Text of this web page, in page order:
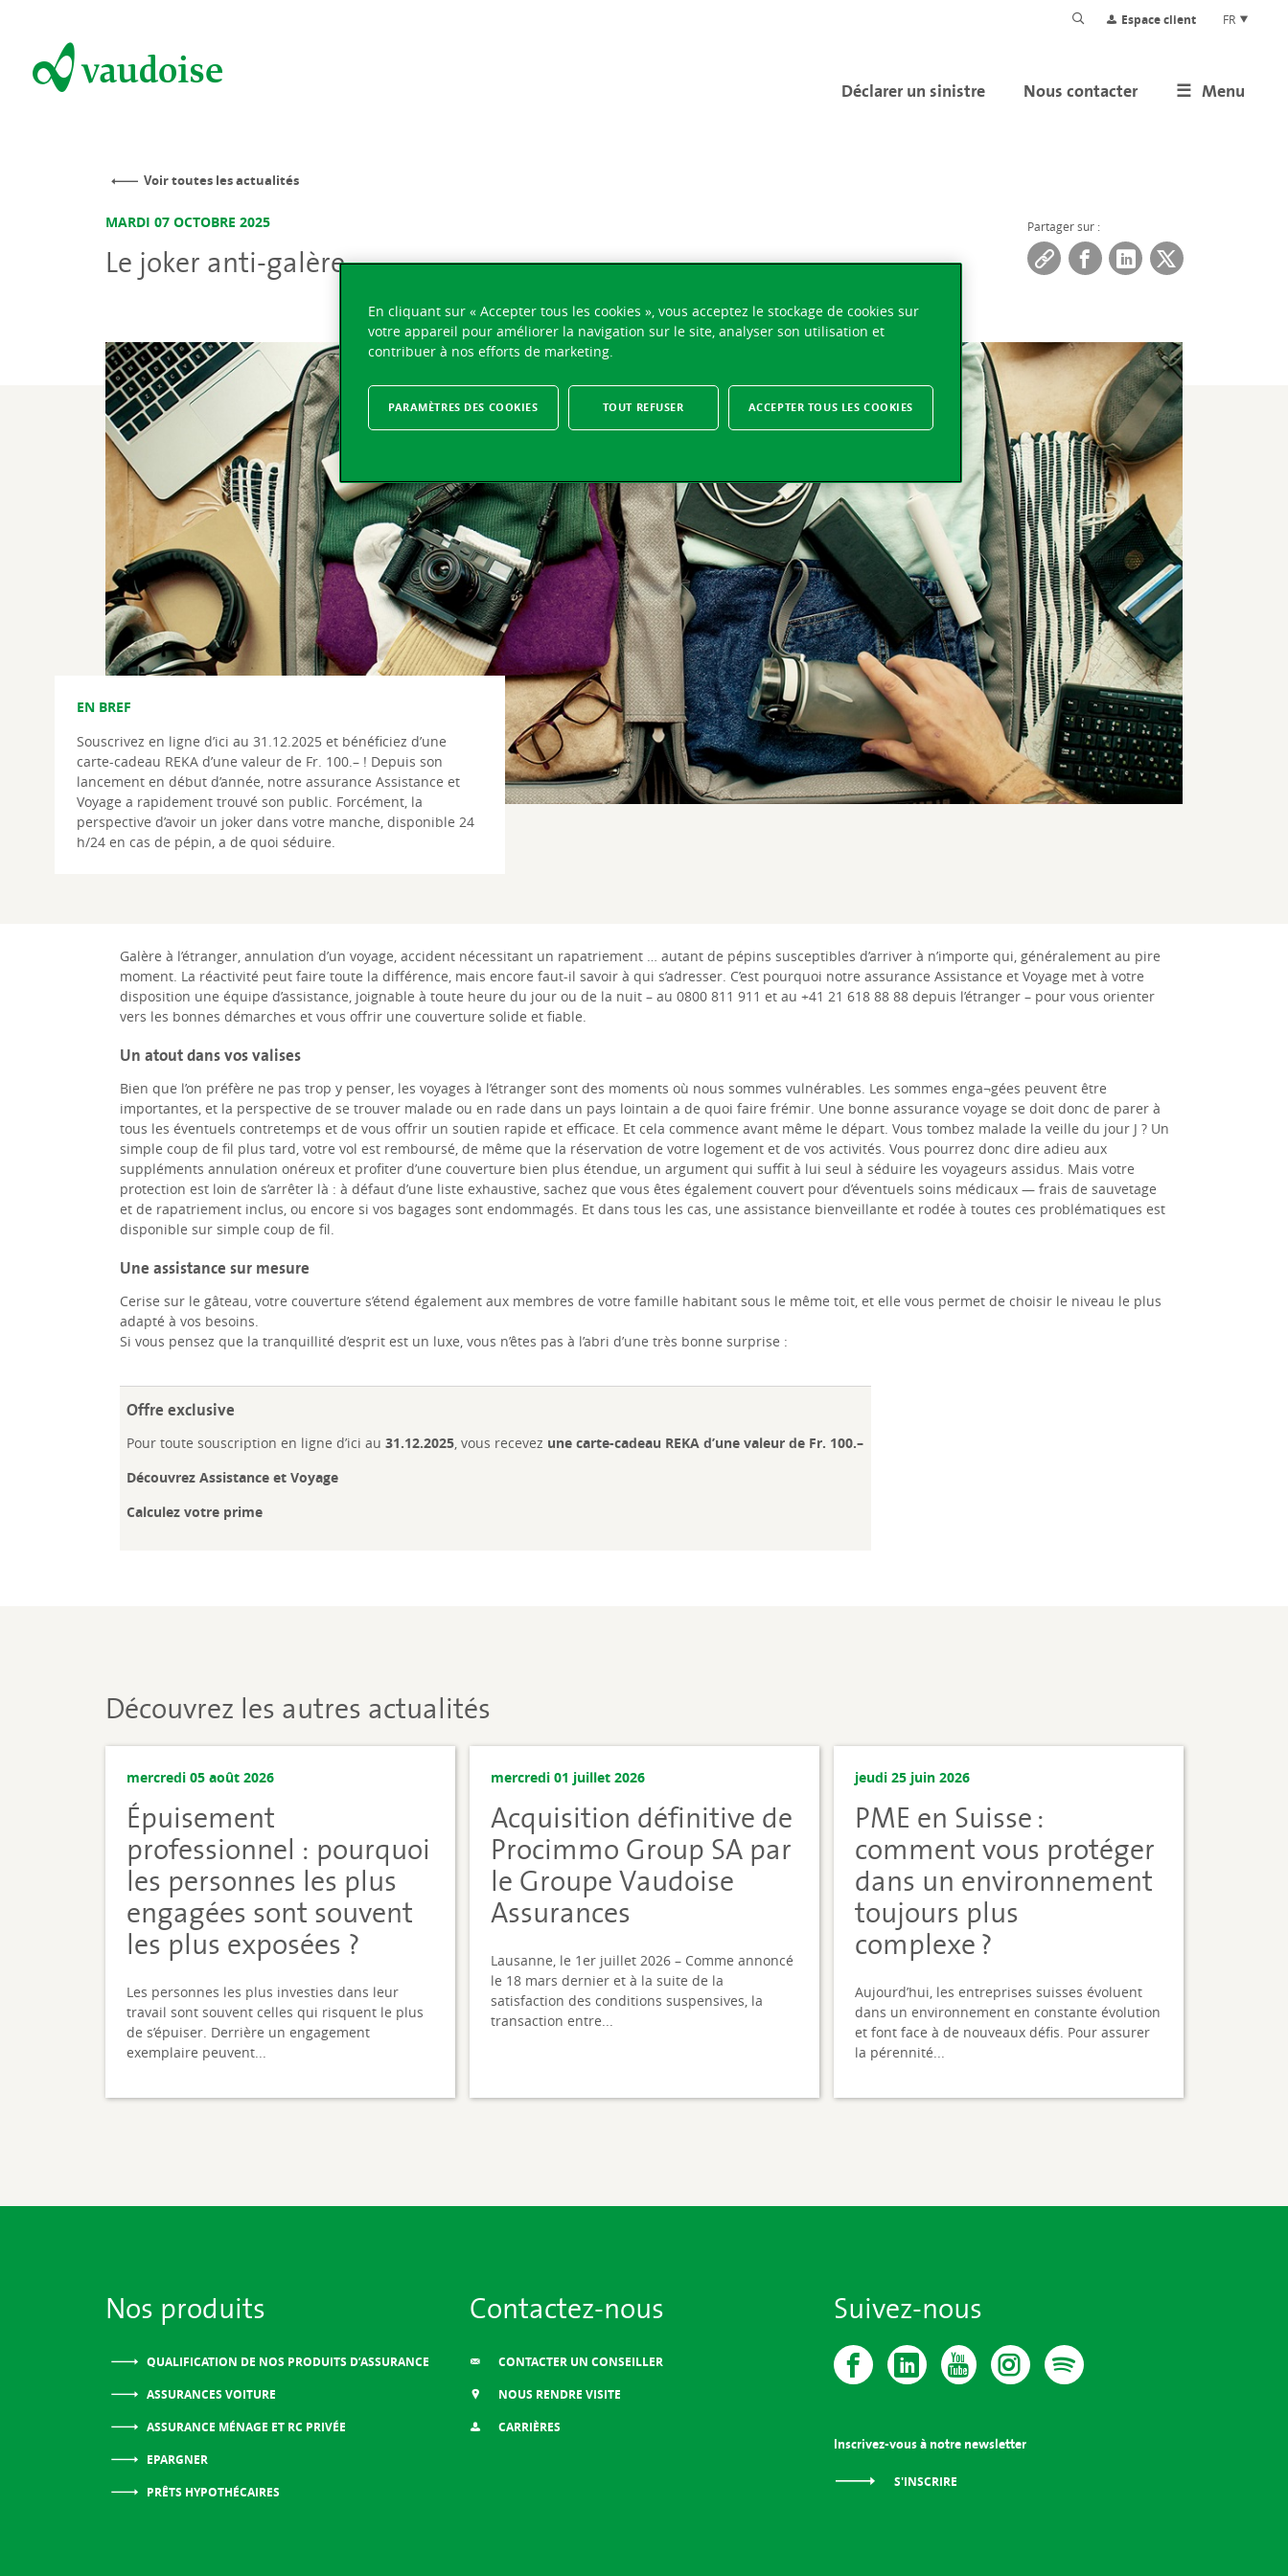
Espace client FR
Menu
Nous contacter
Déclarer un sinistre
Voir toutes les actualités
MARDI 07 OCTOBRE 2025
Le joker anti-galère
Partager sur :
EN BREF
Souscrivez en ligne d’ici au 31.12.2025 et bénéficiez d’une
carte-cadeau REKA d’une valeur de Fr. 100.– ! Depuis son
lancement en début d’année, notre assurance Assistance et
Voyage a rapidement trouvé son public. Forcément, la
perspective d’avoir un joker dans votre manche, disponible 24
h/24 en cas de pépin, a de quoi séduire.
Galère à l’étranger, annulation d’un voyage, accident nécessitant un rapatriement … autant de pépins susceptibles d’arriver à n’importe qui, généralement au pire
moment. La réactivité peut faire toute la différence, mais encore faut-il savoir à qui s’adresser. C’est pourquoi notre assurance Assistance et Voyage met à votre
disposition une équipe d’assistance, joignable à toute heure du jour ou de la nuit – au 0800 811 911 et au +41 21 618 88 88 depuis l’étranger – pour vous orienter
vers les bonnes démarches et vous offrir une couverture solide et fiable.
Un atout dans vos valises
Bien que l’on préfère ne pas trop y penser, les voyages à l’étranger sont des moments où nous sommes vulnérables. Les sommes enga¬gées peuvent être
importantes, et la perspective de se trouver malade ou en rade dans un pays lointain a de quoi faire frémir. Une bonne assurance voyage se doit donc de parer à
tous les éventuels contretemps et de vous offrir un soutien rapide et efficace. Et cela commence avant même le départ. Vous tombez malade la veille du jour J ? Un
simple coup de fil plus tard, votre vol est remboursé, de même que la réservation de votre logement et de vos activités. Vous pourrez donc dire adieu aux
suppléments annulation onéreux et profiter d’une couverture bien plus étendue, un argument qui suffit à lui seul à séduire les voyageurs assidus. Mais votre
protection est loin de s’arrêter là : à défaut d’une liste exhaustive, sachez que vous êtes également couvert pour d’éventuels soins médicaux — frais de sauvetage
et de rapatriement inclus, ou encore si vos bagages sont endommagés. Et dans tous les cas, une assistance bienveillante et rodée à toutes ces problématiques est
disponible sur simple coup de fil.
Une assistance sur mesure
Cerise sur le gâteau, votre couverture s’étend également aux membres de votre famille habitant sous le même toit, et elle vous permet de choisir le niveau le plus
adapté à vos besoins.
Si vous pensez que la tranquillité d’esprit est un luxe, vous n’êtes pas à l’abri d’une très bonne surprise :
Offre exclusive
Pour toute souscription en ligne d’ici au 31.12.2025 , vous recevez une carte-cadeau REKA d’une valeur de Fr. 100.–
Découvrez Assistance et Voyage
Calculez votre prime
Découvrez les autres actualités
mercredi 05 août 2026
Épuisement
professionnel : pourquoi
les personnes les plus
engagées sont souvent
les plus exposées ?
Les personnes les plus investies dans leur
travail sont souvent celles qui risquent le plus
de s’épuiser. Derrière un engagement
exemplaire peuvent...
mercredi 01 juillet 2026
Acquisition définitive de
Procimmo Group SA par
le Groupe Vaudoise
Assurances
Lausanne, le 1er juillet 2026 – Comme annoncé
le 18 mars dernier et à la suite de la
satisfaction des conditions suspensives, la
transaction entre...
jeudi 25 juin 2026
PME en Suisse :
comment vous protéger
dans un environnement
toujours plus
complexe ?
Aujourd’hui, les entreprises suisses évoluent
dans un environnement en constante évolution
et font face à de nouveaux défis. Pour assurer
la pérennité...
Nos produits
QUALIFICATION DE NOS PRODUITS D’ASSURANCE
ASSURANCES VOITURE
ASSURANCE MÉNAGE ET RC PRIVÉE
EPARGNER
PRÊTS HYPOTHÉCAIRES
Contactez-nous
CONTACTER UN CONSEILLER
NOUS RENDRE VISITE
CARRIÈRES
Suivez-nous
Inscrivez-vous à notre newsletter
S'INSCRIRE
En cliquant sur « Accepter tous les cookies », vous acceptez le stockage de cookies sur
votre appareil pour améliorer la navigation sur le site, analyser son utilisation et
contribuer à nos efforts de marketing.
TOUT REFUSER ACCEPTER TOUS LES COOKIES
PARAMÈTRES DES COOKIES